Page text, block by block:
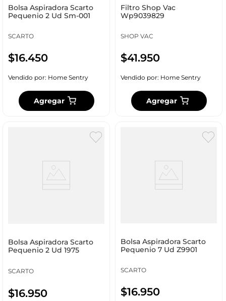
Bolsa Aspiradora Scarto
Pequenio 2 Ud Sm-001
SCARTO
$16.450
Vendido por: Home Sentry
Agregar
Filtro Shop Vac
Wp9039829
SHOP VAC
$41.950
Vendido por: Home Sentry
Agregar
Bolsa Aspiradora Scarto
Pequenio 2 Ud 1975
SCARTO
$16.950
Bolsa Aspiradora Scarto
Pequenio 7 Ud Z9901
SCARTO
$16.950